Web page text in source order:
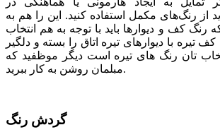
از رنگ‌های مکمل استفاده کنید. این را هم به
رنگ کف و دیوارها باید با توجه به هم انتخاب
تیره با دیوارهای تیره اتاق را بسته و دلگیر
تان رنگ های تیره است دیگر موظفید که
مبلمان روشن به کار ببرید.
گردش رنگ